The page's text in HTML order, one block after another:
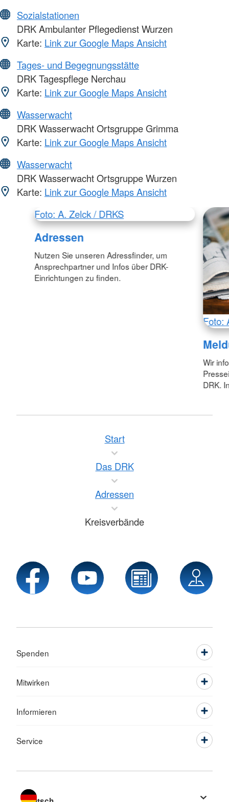
Sozialstationen
DRK Ambulanter Pflegedienst Wurzen
Karte: Link zur Google Maps Ansicht
Tages- und Begegnungsstätte
DRK Tagespflege Nerchau
Karte: Link zur Google Maps Ansicht
Wasserwacht
DRK Wasserwacht Ortsgruppe Grimma
Karte: Link zur Google Maps Ansicht
Wasserwacht
DRK Wasserwacht Ortsgruppe Wurzen
Karte: Link zur Google Maps Ansicht
Foto: A. Zelck / DRKS
Adressen
Nutzen Sie unseren Adressfinder, um
Ansprechpartner und Infos über DRK-
Einrichtungen zu finden.
Foto:
Wir
DRK.
Start
Das DRK
Adressen
Kreisverbände
Spenden
Mitwirken
Informieren
Service
Sprache wechseln zu